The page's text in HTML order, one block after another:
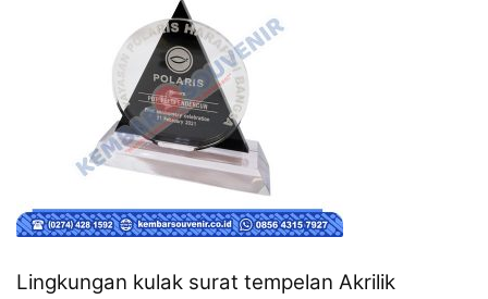
Lingkungan kulak surat tempelan Akrilik